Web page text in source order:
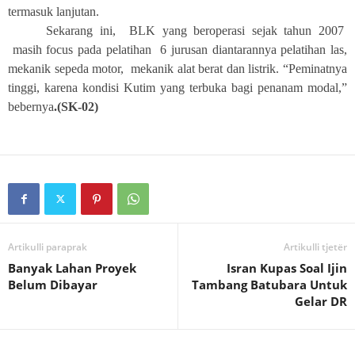
termasuk lanjutan.
Sekarang ini, BLK yang beroperasi sejak tahun 2007
masih focus pada pelatihan 6 jurusan diantarannya pelatihan las,
mekanik sepeda motor, mekanik alat berat dan listrik. “Peminatnya
tinggi, karena kondisi Kutim yang terbuka bagi penanam modal,”
bebernya.(SK-02)
Artikulli paraprak
Banyak Lahan Proyek
Belum Dibayar
Artikulli tjetër
Isran Kupas Soal Ijin
Tambang Batubara Untuk
Gelar DR